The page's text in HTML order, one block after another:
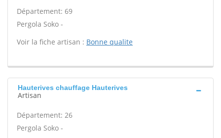
Département: 69
Pergola Soko -
Voir la fiche artisan : Bonne qualite
Hauterives chauffage Hauterives
Artisan
Département: 26
Pergola Soko -